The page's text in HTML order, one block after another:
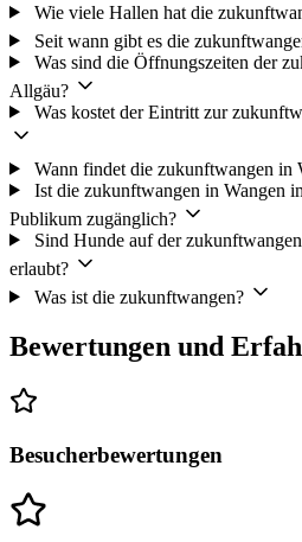
Wie viele Hallen hat die
Seit wann gibt es die
Was sind die Öffnungszeiten der
Allgäu?
Was kostet der Eintritt zur
Wann findet die zukunftwangen in
Ist die zukunftwangen in Wangen
Publikum zugänglich?
Sind Hunde auf der
erlaubt?
Was ist die zukunftwangen?
Bewertungen und
Besucherbewertungen